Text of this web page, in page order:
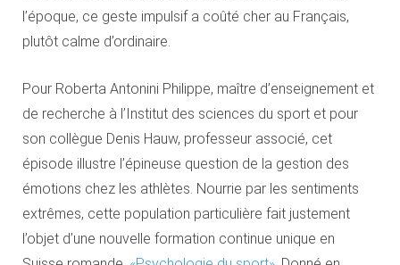
l’époque, ce geste impulsif a coûté cher au Français,
plutôt calme d’ordinaire.
Pour Roberta Antonini Philippe, maître d’enseignement et
de recherche à l’Institut des sciences du sport et pour
son collègue Denis Hauw, professeur associé, cet
épisode illustre l’épineuse question de la gestion des
émotions chez les athlètes. Nourrie par les sentiments
extrêmes, cette population particulière fait justement
l’objet d’une nouvelle formation continue unique en